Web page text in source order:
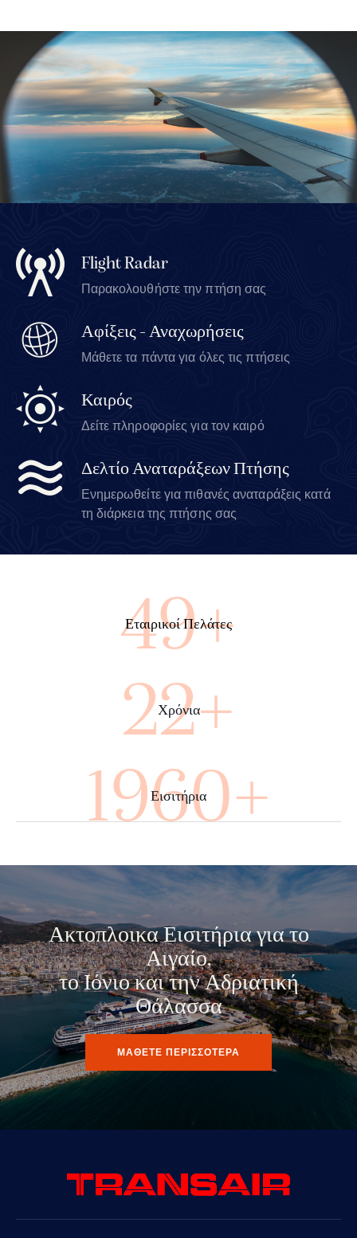
Flight Radar
Παρακολουθήστε την πτήση σας
Αφίξεις - Αναχωρήσεις
Μάθετε τα πάντα για όλες τις πτήσεις
Καιρός
Δείτε πληροφορίες για τον καιρό
Δελτίο Αναταράξεων Πτήσης
Ενημερωθείτε για πιθανές αναταράξεις κατά
τη διάρκεια της πτήσης σας
89+
Εταιρικοί Πελάτες
40+
Χρόνια
3560+
Εισιτήρια
Ακτοπλοικα Εισιτήρια για το
Αιγαίο,
το Ιόνιο και την Αδριατική
Θάλασσα
ΜΑΘΕΤΕ ΠΕΡΙΣΣΟΤΕΡΑ